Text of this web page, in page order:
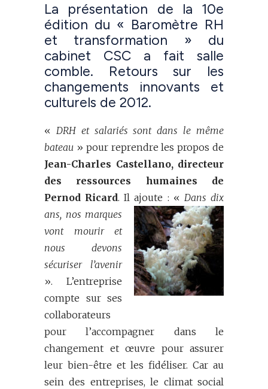
La présentation de la 10e
édition du « Baromètre RH
et transformation » du
cabinet CSC a fait salle
comble. Retours sur les
changements innovants et
culturels de 2012.
« DRH et salariés sont dans le même
bateau » pour reprendre les propos de
Jean-Charles Castellano, directeur
des ressources humaines de
Pernod Ricard. Il ajoute : « Dans dix
ans, nos marques
vont mourir et
nous devons
sécuriser l’avenir
». L’entreprise
compte sur ses
collaborateurs
pour l’accompagner dans le
changement et œuvre pour assurer
leur bien-être et les fidéliser. Car au
sein des entreprises, le climat social